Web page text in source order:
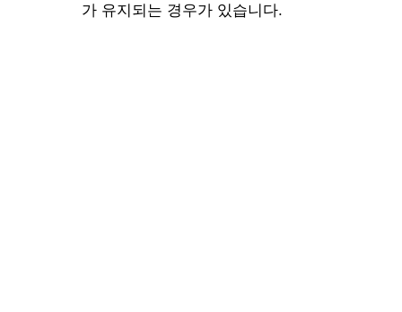
가 유지되는 경우가 있습니다.